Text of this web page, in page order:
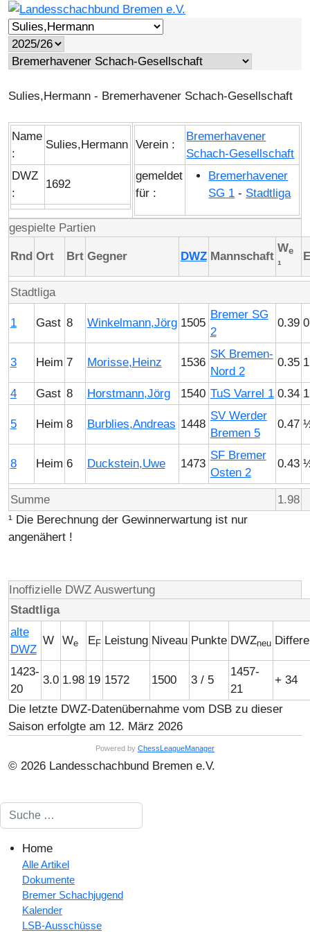
Sulies,Hermann - Bremerhavener Schach-Gesellschaft
Name
:
Sulies,Hermann
DWZ
:
1692
Verein :
Bremerhavener
Schach-Gesellschaft
gemeldet
für :
Bremerhavener
SG 1 - Stadtliga
gespielte Partien
Rnd Ort Brt Gegner DWZ Mannschaft
We
¹
Stadtliga
1 Gast 8 Winkelmann,Jörg 1505
Bremer SG
2
0.39 0
3 Heim 7 Morisse,Heinz 1536
SK Bremen-
Nord 2
0.35 1
4 Gast 8 Horstmann,Jörg 1540 TuS Varrel 1 0.34 1
5 Heim 8 Burblies,Andreas 1448
SV Werder
Bremen 5
0.47
8 Heim 6 Duckstein,Uwe 1473
SF Bremer
Osten 2
0.43
Summe
1.98
¹ Die Berechnung der Gewinnerwartung ist nur
angenähert !
Inoffizielle DWZ Auswertung
Stadtliga
alte
DWZ
W We EF Leistung Niveau Punkte DWZneu
1423-
20
3.0 1.98 19 1572 1500 3 / 5
1457-
21
+ 34
Die letzte DWZ-Datenübernahme vom DSB zu dieser
Saison erfolgte am 12. März 2026
Powered by ChessLeagueManager
© 2026 Landesschachbund Bremen e.V.
Suchen
Home
Alle Artikel
Dokumente
Bremer Schachjugend
Kalender
LSB-Ausschüsse